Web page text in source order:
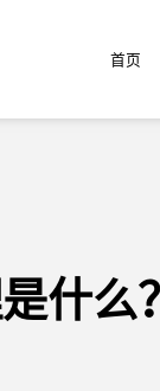
首页
什么